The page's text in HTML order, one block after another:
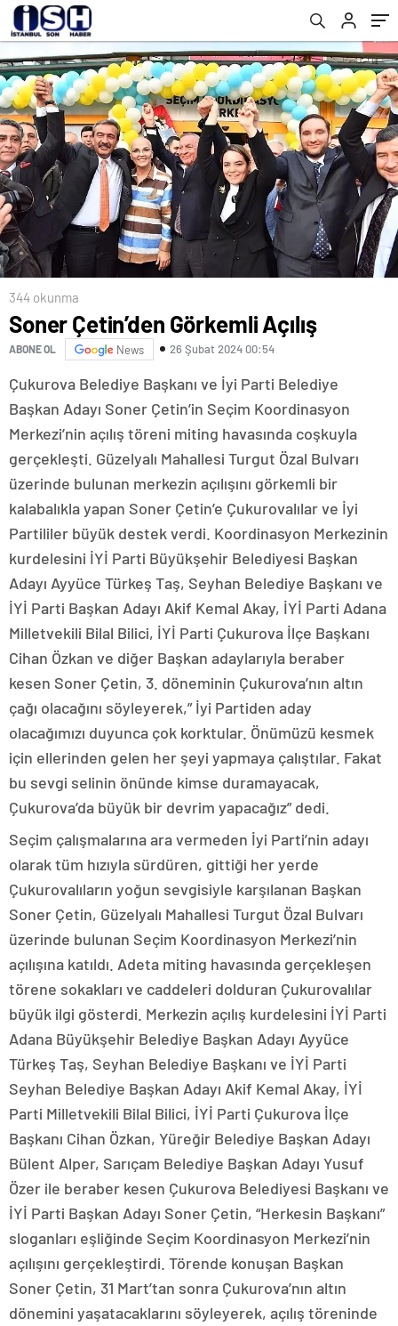
344 okunma
Soner Çetin’den Görkemli Açılış
ABONE OL News 26 Şubat 2024 00:54
Çukurova Belediye Başkanı ve İyi Parti Belediye
Başkan Adayı Soner Çetin’in Seçim Koordinasyon
Merkezi’nin açılış töreni miting havasında coşkuyla
gerçekleşti. Güzelyalı Mahallesi Turgut Özal Bulvarı
üzerinde bulunan merkezin açılışını görkemli bir
kalabalıkla yapan Soner Çetin’e Çukurovalılar ve İyi
Partililer büyük destek verdi. Koordinasyon Merkezinin
kurdelesini İYİ Parti Büyükşehir Belediyesi Başkan
Adayı Ayyüce Türkeş Taş, Seyhan Belediye Başkanı ve
İYİ Parti Başkan Adayı Akif Kemal Akay, İYİ Parti Adana
Milletvekili Bilal Bilici, İYİ Parti Çukurova İlçe Başkanı
Cihan Özkan ve diğer Başkan adaylarıyla beraber
kesen Soner Çetin, 3. döneminin Çukurova’nın altın
çağı olacağını söyleyerek,” İyi Partiden aday
olacağımızı duyunca çok korktular. Önümüzü kesmek
için ellerinden gelen her şeyi yapmaya çalıştılar. Fakat
bu sevgi selinin önünde kimse duramayacak,
Çukurova’da büyük bir devrim yapacağız” dedi.
Seçim çalışmalarına ara vermeden İyi Parti’nin adayı
olarak tüm hızıyla sürdüren, gittiği her yerde
Çukurovalıların yoğun sevgisiyle karşılanan Başkan
Soner Çetin, Güzelyalı Mahallesi Turgut Özal Bulvarı
üzerinde bulunan Seçim Koordinasyon Merkezi’nin
açılışına katıldı. Adeta miting havasında gerçekleşen
törene sokakları ve caddeleri dolduran Çukurovalılar
büyük ilgi gösterdi. Merkezin açılış kurdelesini İYİ Parti
Adana Büyükşehir Belediye Başkan Adayı Ayyüce
Türkeş Taş, Seyhan Belediye Başkanı ve İYİ Parti
Seyhan Belediye Başkan Adayı Akif Kemal Akay, İYİ
Parti Milletvekili Bilal Bilici, İYİ Parti Çukurova İlçe
Başkanı Cihan Özkan, Yüreğir Belediye Başkan Adayı
Bülent Alper, Sarıçam Belediye Başkan Adayı Yusuf
Özer ile beraber kesen Çukurova Belediyesi Başkanı ve
İYİ Parti Başkan Adayı Soner Çetin, “Herkesin Başkanı”
sloganları eşliğinde Seçim Koordinasyon Merkezi’nin
açılışını gerçekleştirdi. Törende konuşan Başkan
Soner Çetin, 31 Mart’tan sonra Çukurova’nın altın
dönemini yaşatacaklarını söyleyerek, açılış töreninde